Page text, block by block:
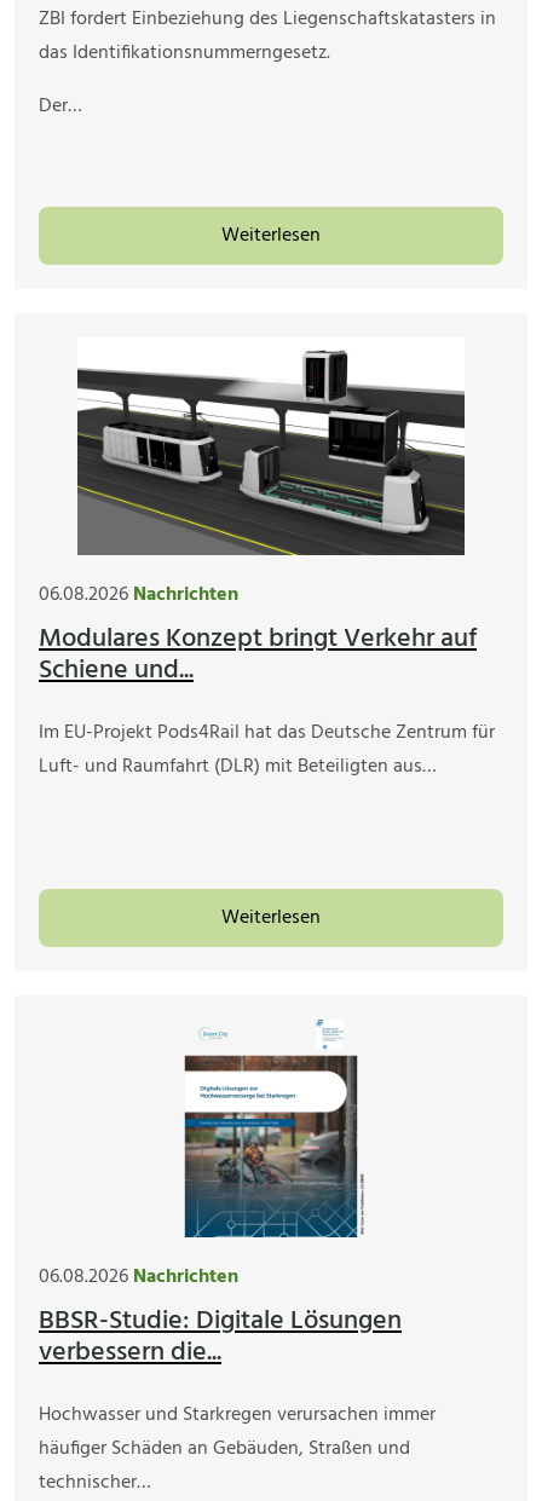
ZBI fordert Einbeziehung des Liegenschaftskatasters in
das Identifikationsnummerngesetz.
Der…
Weiterlesen
06.08.2026Nachrichten
Modulares Konzept bringt Verkehr auf
Schiene und...
Im EU-Projekt Pods4Rail hat das Deutsche Zentrum für
Luft- und Raumfahrt (DLR) mit Beteiligten aus…
Weiterlesen
06.08.2026Nachrichten
BBSR-Studie: Digitale Lösungen
verbessern die...
Hochwasser und Starkregen verursachen immer
häufiger Schäden an Gebäuden, Straßen und
technischer…